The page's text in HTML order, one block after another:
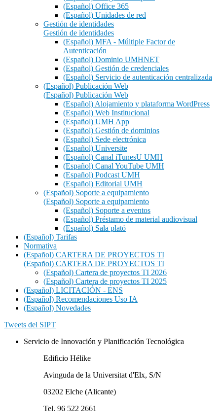
(Español) Office 365
(Español) Unidades de red
Gestión de identidades
Gestión de identidades
(Español) MFA - Múltiple Factor de
Autenticación
(Español) Dominio UMHNET
(Español) Gestión de credenciales
(Español) Servicio de autenticación centralizada
(Español) Publicación Web
(Español) Publicación Web
(Español) Alojamiento y plataforma WordPress
(Español) Web Institucional
(Español) UMH App
(Español) Gestión de dominios
(Español) Sede electrónica
(Español) Universite
(Español) Canal iTunesU UMH
(Español) Canal YouTube UMH
(Español) Podcast UMH
(Español) Editorial UMH
(Español) Soporte a equipamiento
(Español) Soporte a equipamiento
(Español) Soporte a eventos
(Español) Préstamo de material audiovisual
(Español) Sala plató
(Español) Tarifas
Normativa
(Español) CARTERA DE PROYECTOS TI
(Español) CARTERA DE PROYECTOS TI
(Español) Cartera de proyectos TI 2026
(Español) Cartera de proyectos TI 2025
(Español) LICITACIÓN - ENS
(Español) Recomendaciones Uso IA
(Español) Novedades
Tweets del SIPT
Servicio de Innovación y Planificación Tecnológica
Edificio Hélike
Avinguda de la Universitat d'Elx, S/N
03202 Elche (Alicante)
Tel. 96 522 2661